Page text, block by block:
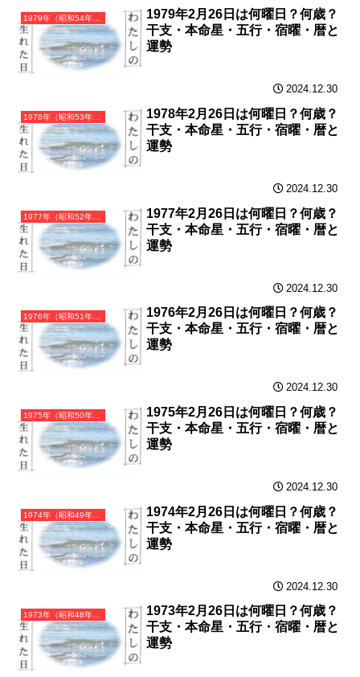
1979年（昭和54年）己未（つちのとひつじ）・未年（ひつじ年）カレンダー（月曜はじまり）
1979年2月26日は何曜日？何歳？
干支・本命星・五行・宿曜・暦と
運勢
2024.12.30
1978年（昭和53年）戊午（つちのえうま）・午年（うま年）カレンダー（月曜はじまり）
1978年2月26日は何曜日？何歳？
干支・本命星・五行・宿曜・暦と
運勢
2024.12.30
1977年（昭和52年）丁巳（ひのとみ）・巳年（へび年）カレンダー（月曜はじまり）
1977年2月26日は何曜日？何歳？
干支・本命星・五行・宿曜・暦と
運勢
2024.12.30
1976年（昭和51年）丙辰（ひのえたつ）・辰年（たつ年）カレンダー（月曜はじまり）
1976年2月26日は何曜日？何歳？
干支・本命星・五行・宿曜・暦と
運勢
2024.12.30
1975年（昭和50年）乙卯（きのとう）・卯年（うさぎ年）カレンダー（月曜はじまり）
1975年2月26日は何曜日？何歳？
干支・本命星・五行・宿曜・暦と
運勢
2024.12.30
1974年（昭和49年）甲寅（きのえとら）・寅年（とら年）カレンダー（月曜はじまり）
1974年2月26日は何曜日？何歳？
干支・本命星・五行・宿曜・暦と
運勢
2024.12.30
1973年（昭和48年）癸丑（みずのとうし）・丑年（うし年）カレンダー（月曜はじまり）
1973年2月26日は何曜日？何歳？
干支・本命星・五行・宿曜・暦と
運勢